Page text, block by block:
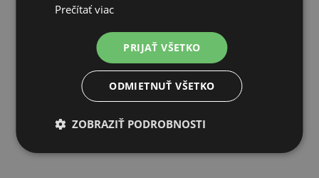
PRIDAŤ DO KOŠÍKA
Prečítať viac
PRIJAŤ VŠETKO
ODMIETNUŤ VŠETKO
ZOBRAZIŤ PODROBNOSTI